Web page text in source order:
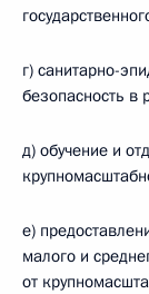
г) санитарно-
безопасность в
д) обучение и
е)
малого и
от